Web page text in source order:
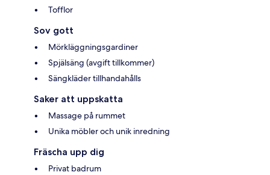
Tofflor
Sov gott
Mörkläggningsgardiner
Spjälsäng (avgift tillkommer)
Sängkläder tillhandahålls
Saker att uppskatta
Massage på rummet
Unika möbler och unik inredning
Fräscha upp dig
Privat badrum